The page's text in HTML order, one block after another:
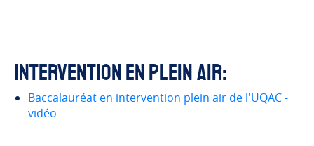
Intervention en plein air:
Baccalauréat en intervention plein air de l'UQAC -
vidéo